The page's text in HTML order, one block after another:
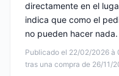
Publicado el 22/02/2026 à
tras una compra de 26/11/
directamente en el
indica que como el
no pueden hacer nada.